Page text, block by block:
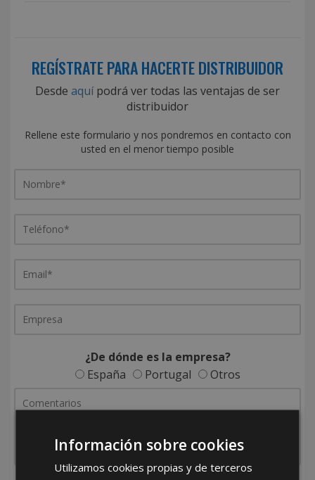
REGÍSTRATE PARA HACERTE DISTRIBUIDOR
Desde aquípodrá ver todas las ventajas de ser
distribuidor
Rellene este formulario y nos pondremos en contacto con
usted en el menor tiempo posible
¿De dónde es la empresa?
España
Portugal Otros
Información sobre cookies
Utilizamos cookies propias y de terceros